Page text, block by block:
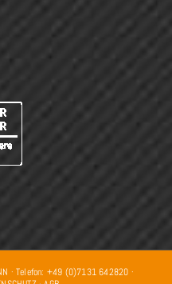
· Telefon: +49 (0)7131 642820 ·